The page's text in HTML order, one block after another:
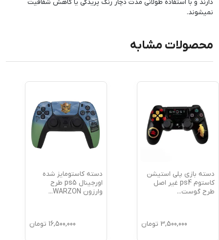
دارند و با استفاده طولانی مدت دچار رنگ پریدگی یا کاهش شفافیت
نمیشوند.
محصولات مشابه
دسته بازی پلی استیشن
کاستوم ps4 غیر اصل
طرح گوست...
3,500,000 تومان
دسته کاستومایز شده
اورجینال ps5 طرح
وارزون WARZON
...
16,500,000 تومان